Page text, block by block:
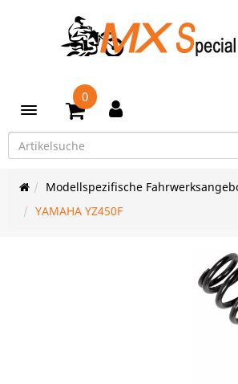
Toggle navigation
0
Modellspezifische
YAMAHA YZ450F